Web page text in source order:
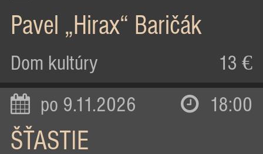
Pavel „Hirax“ Baričák
Dom kultúry 13 €
po 9.11.2026 18:00
ŠŤASTIE